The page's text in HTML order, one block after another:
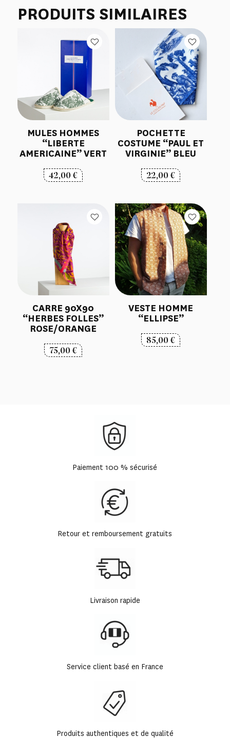
PRODUITS SIMILAIRES
MULES HOMMES
“LIBERTE
AMERICAINE” VERT
42,00€
POCHETTE
COSTUME “PAUL ET
VIRGINIE” BLEU
22,00€
CARRE 90X90
“HERBES FOLLES”
ROSE/ORANGE
75,00€
VESTE HOMME
“ELLIPSE”
85,00€
Paiement 100 % sécurisé
Retour et remboursement gratuits
Livraison rapide
Service client basé en France
Produits authentiques et de qualité